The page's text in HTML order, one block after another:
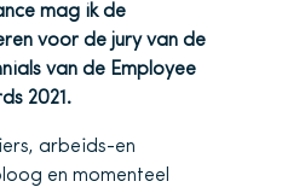
mag ik de
voor de jury van de
van de Employee
2021.
arbeids-en
en momenteel